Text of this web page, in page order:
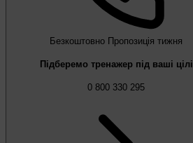
Безкоштовно Пропозиція тижня
Підберемо тренажер під ваші цілі
0 800 330 295